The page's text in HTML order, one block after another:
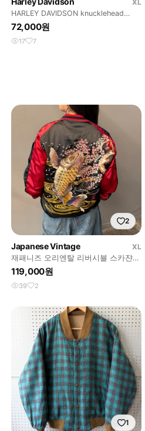
XL
HARLEY DAVIDSON knucklehead
sleeveless
72,000원
17 7
2
Japanese Vintage
XL
재패니즈 오리엔탈 리버시블 스카쟌
자켓 (XL)
119,000원
39 2
1